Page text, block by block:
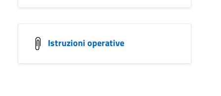
Istruzioni operative